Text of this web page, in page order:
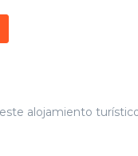
alojamiento